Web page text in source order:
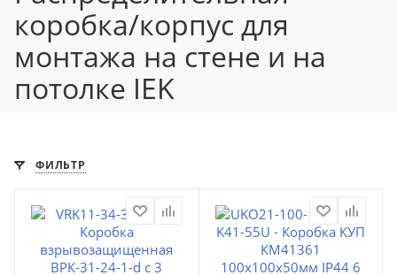
коробка/корпус для
монтажа на стене и на
потолке IEK
ФИЛЬТР